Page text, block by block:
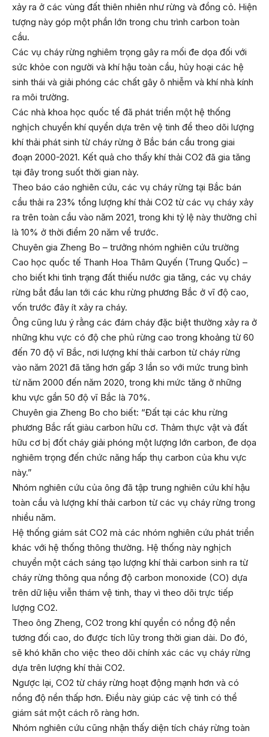
xảy ra ở các vùng đất thiên nhiên như rừng và đồng cỏ. Hiện
tượng này góp một phần lớn trong chu trình carbon toàn
cầu.
Các vụ cháy rừng nghiêm trọng gây ra mối đe dọa đối với
sức khỏe con người và khí hậu toàn cầu, hủy hoại các hệ
sinh thái và giải phóng các chất gây ô nhiễm và khí nhà kính
ra môi trường.
Các nhà khoa học quốc tế đã phát triển một hệ thống
nghịch chuyển khí quyển dựa trên vệ tinh để theo dõi lượng
khí thải phát sinh từ cháy rừng ở Bắc bán cầu trong giai
đoạn 2000-2021. Kết quả cho thấy khí thải CO2 đã gia tăng
tại đây trong suốt thời gian này.
Theo báo cáo nghiên cứu, các vụ cháy rừng tại Bắc bán
cầu thải ra 23% tổng lượng khí thải CO2 từ các vụ cháy xảy
ra trên toàn cầu vào năm 2021, trong khi tỷ lệ này thường chỉ
là 10% ở thời điểm 20 năm về trước.
Chuyên gia Zheng Bo – trưởng nhóm nghiên cứu trường
Cao học quốc tế Thanh Hoa Thâm Quyến (Trung Quốc) –
cho biết khi tình trạng đất thiếu nước gia tăng, các vụ cháy
rừng bắt đầu lan tới các khu rừng phương Bắc ở vĩ độ cao,
vốn trước đây ít xảy ra cháy.
Ông cũng lưu ý rằng các đám cháy đặc biệt thường xảy ra ở
những khu vực có độ che phủ rừng cao trong khoảng từ 60
đến 70 độ vĩ Bắc, nơi lượng khí thải carbon từ cháy rừng
vào năm 2021 đã tăng hơn gấp 3 lần so với mức trung bình
từ năm 2000 đến năm 2020, trong khi mức tăng ở những
khu vực gần 50 độ vĩ Bắc là 70%.
Chuyên gia Zheng Bo cho biết: “Đất tại các khu rừng
phương Bắc rất giàu carbon hữu cơ. Thảm thực vật và đất
hữu cơ bị đốt cháy giải phóng một lượng lớn carbon, đe dọa
nghiêm trọng đến chức năng hấp thụ carbon của khu vực
này.”
Nhóm nghiên cứu của ông đã tập trung nghiên cứu khí hậu
toàn cầu và lượng khí thải carbon từ các vụ cháy rừng trong
nhiều năm.
Hệ thống giám sát CO2 mà các nhóm nghiên cứu phát triển
khác với hệ thống thông thường. Hệ thống này nghịch
chuyển một cách sáng tạo lượng khí thải carbon sinh ra từ
cháy rừng thông qua nồng độ carbon monoxide (CO) dựa
trên dữ liệu viễn thám vệ tinh, thay vì theo dõi trực tiếp
lượng CO2.
Theo ông Zheng, CO2 trong khí quyển có nồng độ nền
tương đối cao, do được tích lũy trong thời gian dài. Do đó,
sẽ khó khăn cho việc theo dõi chính xác các vụ cháy rừng
dựa trên lượng khí thải CO2.
Ngược lại, CO2 từ cháy rừng hoạt động mạnh hơn và có
nồng độ nền thấp hơn. Điều này giúp các vệ tinh có thể
giám sát một cách rõ ràng hơn.
Nhóm nghiên cứu cũng nhận thấy diện tích cháy rừng toàn